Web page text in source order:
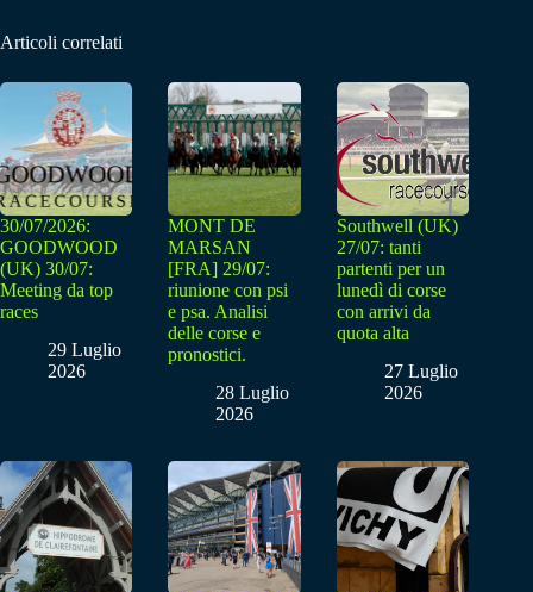
Articoli correlati
30/07/2026:
GOODWOOD
(UK) 30/07:
Meeting da top
races
29 Luglio
2026
MONT DE
MARSAN
[FRA] 29/07:
riunione con psi
e psa. Analisi
delle corse e
pronostici.
28 Luglio
2026
Southwell (UK)
27/07: tanti
partenti per un
lunedì di corse
con arrivi da
quota alta
27 Luglio
2026